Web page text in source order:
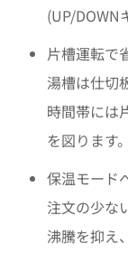
(UP/DOWN
片槽運転で
湯槽は仕切
時間帯には
を図ります。
保温モード
注文の少な
沸騰を抑え